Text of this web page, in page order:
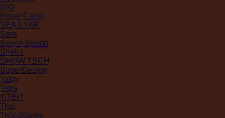
RIO
Royal Canin
SEA STAR
Sera
Seven Seeds
Sheba
SHOW TECH
SuperDesign
Tasty
Tetra
TiTBiT
Triol
Triol-Disney